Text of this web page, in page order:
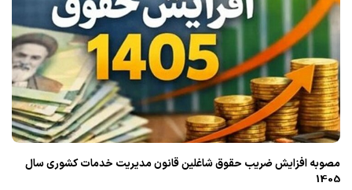
مصوبه افزایش ضریب حقوق شاغلین قانون مدیریت خدمات کشوری سال
1405